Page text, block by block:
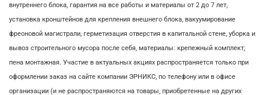
внутреннего блока, гарантия на все работы и материалы от 2 до 7 лет,
установка кронштейнов для крепления внешнего блока, вакуумирование
фреоновой магистрали, герметизация отверстия в капитальной стене, уборка и
вывоз строительного мусора после себя, материалы: крепежный комплект;
пена монтажная. Участие в актуальных акциях распространяется только при
оформлении заказ на сайте компании ЭРНИКС, по телефону или в офисе
организации (и не распространяются на товары, приобретенные на других